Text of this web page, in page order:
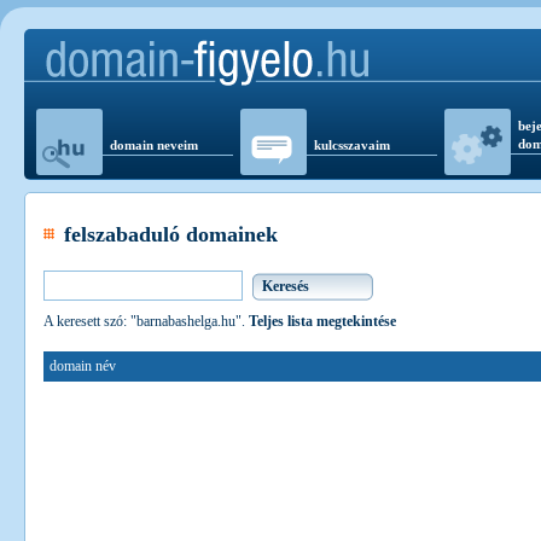
domain neveim kulcsszavaim
felszabaduló domainek
A keresett szó: "barnabashelga.hu". Teljes lista megtekintése
domain név